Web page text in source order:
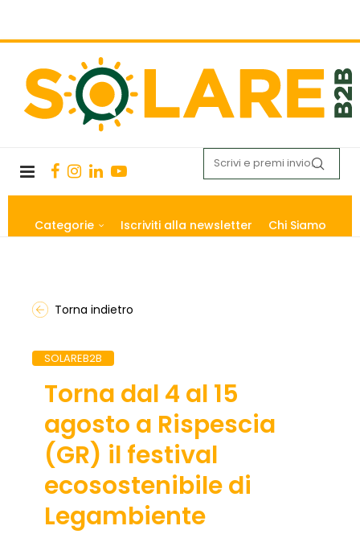
Categorie Iscriviti alla newsletter Chi Siamo
Torna indietro
SOLAREB2B
Torna dal 4 al 15
agosto a Rispescia
(GR) il festival
ecosostenibile di
Legambiente